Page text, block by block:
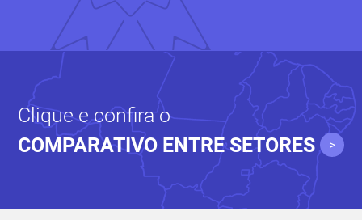
Clique e confira o
COMPARATIVO ENTRE SETORES
>